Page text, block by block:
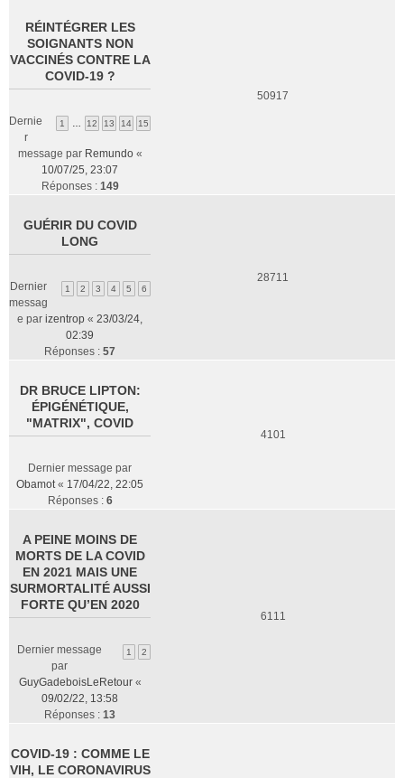
RÉINTÉGRER LES
SOIGNANTS NON
VACCINÉS CONTRE LA
COVID-19 ?
1 12 13 14 15
Dernie
r
message par Remundo«
10/07/25, 23:07
Réponses : 149
50917
GUÉRIR DU COVID
LONG
1 2 3 4 5 6
Dernier
messag
e par izentrop « 23/03/24,
02:39
Réponses : 57
28711
DR BRUCE LIPTON:
ÉPIGÉNÉTIQUE,
"MATRIX", COVID
Dernier message par
Obamot« 17/04/22, 22:05
Réponses : 6
4101
A PEINE MOINS DE
MORTS DE LA COVID
EN 2021 MAIS UNE
SURMORTALITÉ AUSSI
FORTE QU’EN 2020
1 2
Dernier message
par
GuyGadeboisLeRetour«
09/02/22, 13:58
Réponses : 13
6111
COVID-19 : COMME LE
VIH, LE CORONAVIRUS